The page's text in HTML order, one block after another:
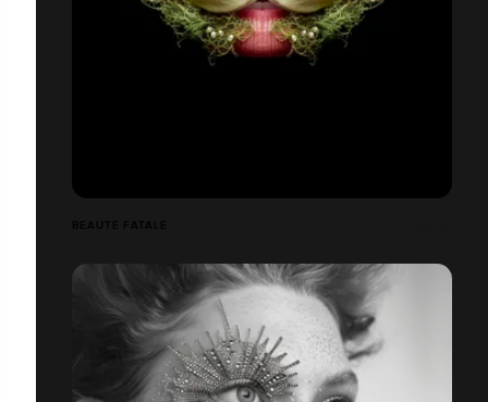
BEAUTÉ FATALE